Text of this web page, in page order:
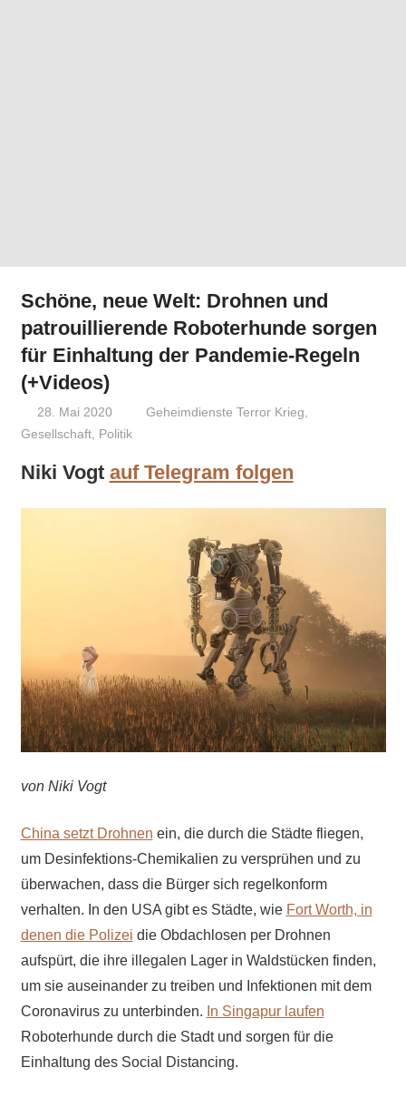
Schöne, neue Welt: Drohnen und
patrouillierende Roboterhunde sorgen
für Einhaltung der Pandemie-Regeln
(+Videos)
28. Mai 2020 Niki Vogt
Geheimdienste Terror Krieg,
Gesellschaft, Politik
Niki Vogt auf Telegram folgen
von Niki Vogt
China setzt Drohnen ein, die durch die Städte fliegen,
um Desinfektions-Chemikalien zu versprühen und zu
überwachen, dass die Bürger sich regelkonform
verhalten. In den USA gibt es Städte, wie Fort Worth, in
denen die Polizei die Obdachlosen per Drohnen
aufspürt, die ihre illegalen Lager in Waldstücken finden,
um sie auseinander zu treiben und Infektionen mit dem
Coronavirus zu unterbinden. In Singapur laufen
Roboterhunde durch die Stadt und sorgen für die
Einhaltung des Social Distancing.